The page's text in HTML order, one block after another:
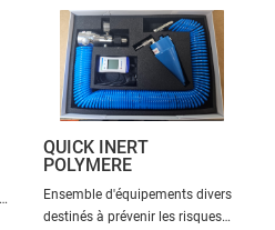
QUICK INERT
POLYMERE
Ensemble d'équipements divers
destinés à prévenir les risques